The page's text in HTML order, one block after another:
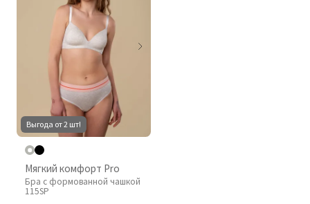
Выгода от 2 шт!
Мягкий комфорт Pro
Бра с формованной чашкой
115SP